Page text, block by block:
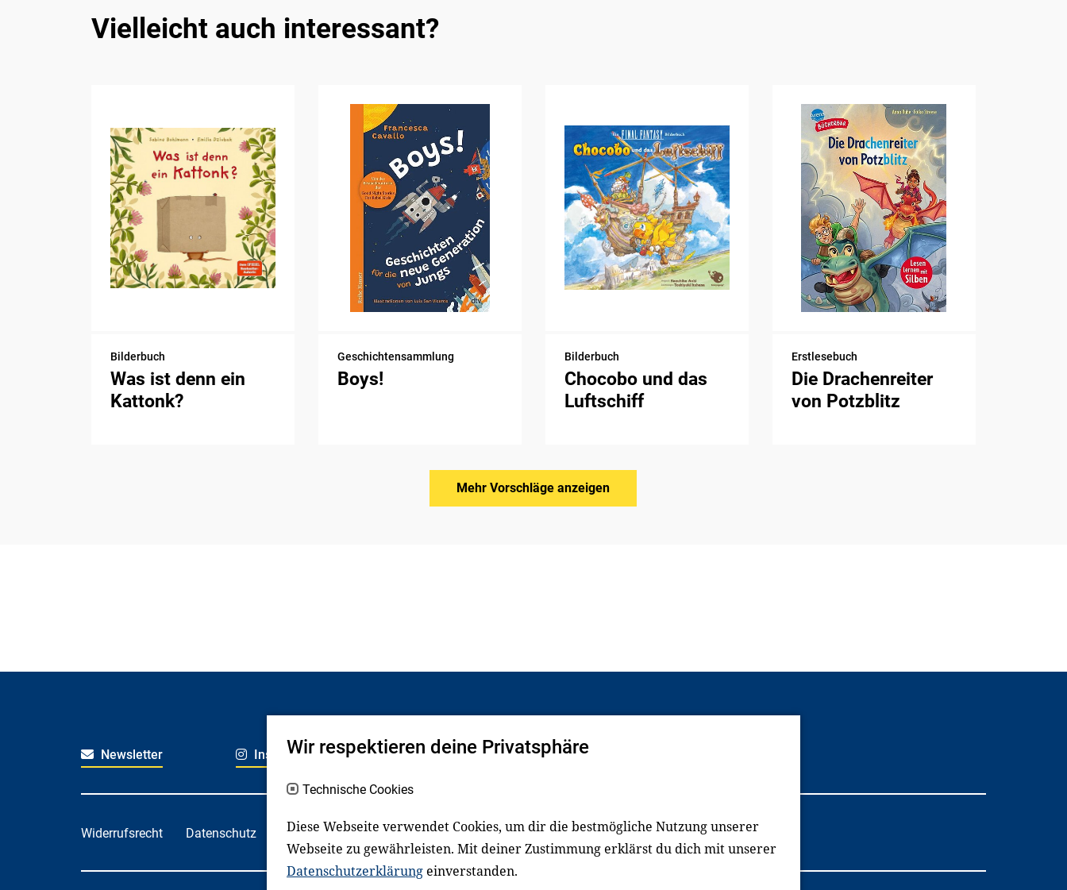
Vielleicht auch interessant?
Bilderbuch
Was ist denn ein
Kattonk?
Geschichtensammlung
Boys!
Bilderbuch
Chocobo und das
Luftschiff
Erstlesebuch
Die Drachenreiter
von Potzblitz
Mehr Vorschläge anzeigen
Newsletter Instagram Facebook LinkedIn
Widerrufsrecht Datenschutz Haftungsausschluss Impressum
Wir respektieren deine Privatsphäre
Technische Cookies
Diese Webseite verwendet Cookies, um dir die bestmögliche Nutzung unserer
Webseite zu gewährleisten. Mit deiner Zustimmung erklärst du dich mit unserer
Datenschutzerklärung einverstanden.